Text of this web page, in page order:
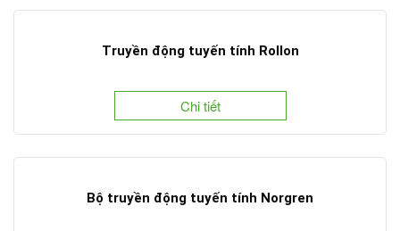
Truyền động tuyến tính Rollon
Chi tiết
Bộ truyền động tuyến tính Norgren